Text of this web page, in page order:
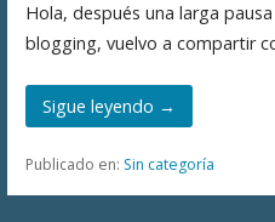
Hola, después una larga
blogging, vuelvo a compartir
Sigue leyendo →
Publicado en: Sin categoría